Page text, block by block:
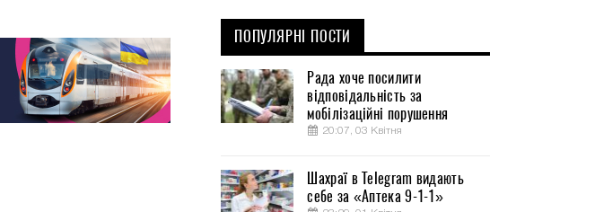
ПОПУЛЯРНІ ПОСТИ
Рада хоче посилити
відповідальність за
мобілізаційні порушення
20:07, 03 Квітня
Шахраї в Telegram видають
себе за «Аптека 9-1-1»